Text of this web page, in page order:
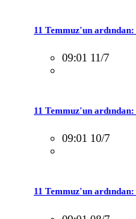
11 Temmuz'un
09:01 11/7
11 Temmuz'un
09:01 10/7
11 Temmuz'un